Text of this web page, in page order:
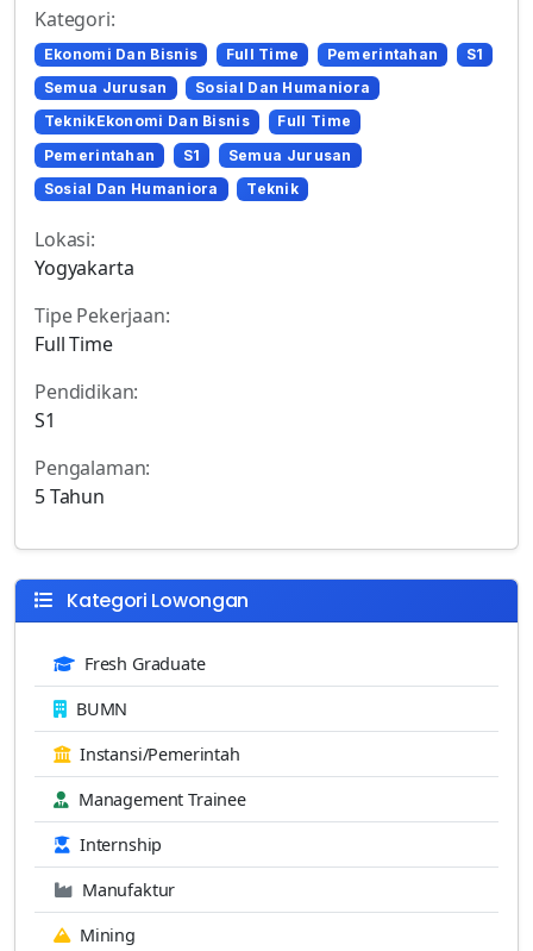
Kategori:
Ekonomi Dan Bisnis Full Time Pemerintahan
S1
Semua Jurusan
Sosial Dan Humaniora
TeknikEkonomi Dan Bisnis
Full Time
Pemerintahan
S1
Semua Jurusan
Sosial Dan Humaniora
Teknik
Lokasi:
Yogyakarta
Tipe Pekerjaan:
Full Time
Pendidikan:
S1
Pengalaman:
5 Tahun
Kategori Lowongan
Fresh Graduate
BUMN
Instansi/Pemerintah
Management Trainee
Internship
Manufaktur
Mining